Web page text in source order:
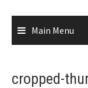
Main Menu
cropped-